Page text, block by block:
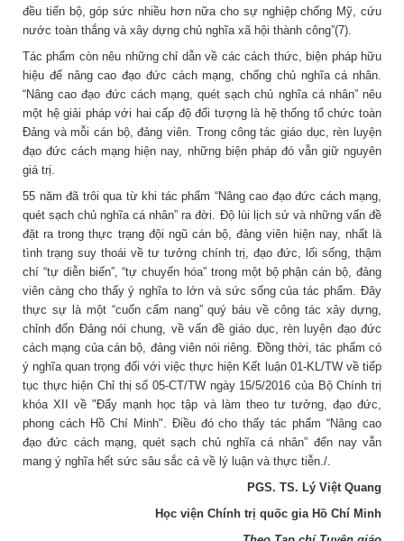
đều tiến bộ, góp sức nhiều hơn nữa cho sự nghiệp chống Mỹ, cứu
nước toàn thắng và xây dựng chủ nghĩa xã hội thành công”(7).
Tác phẩm còn nêu những chỉ dẫn về các cách thức, biện pháp hữu
hiệu để nâng cao đạo đức cách mạng, chống chủ nghĩa cá nhân.
“Nâng cao đạo đức cách mạng, quét sạch chủ nghĩa cá nhân” nêu
một hệ giải pháp với hai cấp độ đối tượng là hệ thống tổ chức toàn
Đảng và mỗi cán bộ, đảng viên. Trong công tác giáo dục, rèn luyện
đạo đức cách mạng hiện nay, những biện pháp đó vẫn giữ nguyên
giá trị.
55 năm đã trôi qua từ khi tác phẩm “Nâng cao đạo đức cách mạng,
quét sạch chủ nghĩa cá nhân” ra đời. Độ lùi lịch sử và những vấn đề
đặt ra trong thực trạng đội ngũ cán bộ, đảng viên hiện nay, nhất là
tình trạng suy thoái về tư tưởng chính trị, đạo đức, lối sống, thậm
chí “tự diễn biến”, “tự chuyển hóa” trong một bộ phận cán bộ, đảng
viên càng cho thấy ý nghĩa to lớn và sức sống của tác phẩm. Đây
thực sự là một “cuốn cẩm nang” quý báu về công tác xây dựng,
chỉnh đốn Đảng nói chung, về vấn đề giáo dục, rèn luyện đạo đức
cách mạng của cán bộ, đảng viên nói riêng. Đồng thời, tác phẩm có
ý nghĩa quan trọng đối với việc thực hiện Kết luận 01-KL/TW về tiếp
tục thực hiện Chỉ thị số 05-CT/TW ngày 15/5/2016 của Bộ Chính trị
khóa XII về "Đẩy mạnh học tập và làm theo tư tưởng, đạo đức,
phong cách Hồ Chí Minh". Điều đó cho thấy tác phẩm “Nâng cao
đạo đức cách mạng, quét sạch chủ nghĩa cá nhân” đến nay vẫn
mang ý nghĩa hết sức sâu sắc cả về lý luận và thực tiễn./.
PGS. TS. Lý Việt Quang
Học viện Chính trị quốc gia Hồ Chí Minh